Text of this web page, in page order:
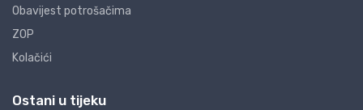
Obavijest potrošačima
ZOP
Kolačići
Ostani u tijeku